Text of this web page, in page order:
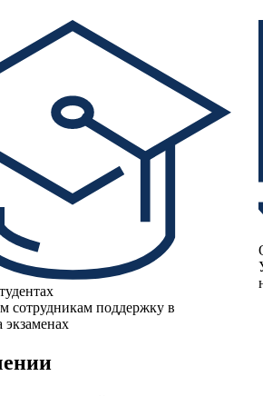
сотрудникам поддержку в
экзаменах